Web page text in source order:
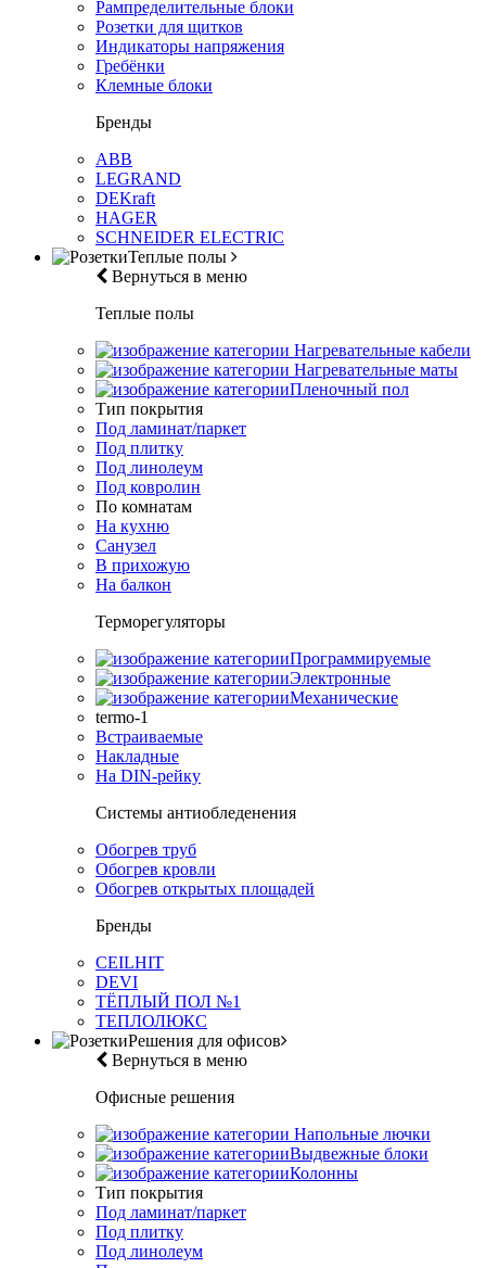
Рампределительные блоки
Розетки для щитков
Индикаторы напряжения
Гребёнки
Клемные блоки
Бренды
ABB
LEGRAND
DEKraft
HAGER
SCHNEIDER ELECTRIC
Теплые полы
Вернуться в меню
Теплые полы
Нагревательные кабели
Нагревательные маты
Пленочный пол
Тип покрытия
Под ламинат/паркет
Под плитку
Под линолеум
Под ковролин
По комнатам
На кухню
Санузел
В прихожую
На балкон
Терморегуляторы
Программируемые
Электронные
Механические
termo-1
Встраиваемые
Накладные
На DIN-рейку
Системы антиобледенения
Обогрев труб
Обогрев кровли
Обогрев открытых площадей
Бренды
CEILHIT
DEVI
ТЁПЛЫЙ ПОЛ №1
ТЕПЛОЛЮКС
Решения для офисов
Вернуться в меню
Офисные решения
Напольные лючки
Выдвежные блоки
Колонны
Тип покрытия
Под ламинат/паркет
Под плитку
Под линолеум